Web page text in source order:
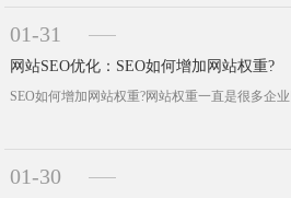
01-31
网站SEO优化：SEO如何增加网站权重?
01-30